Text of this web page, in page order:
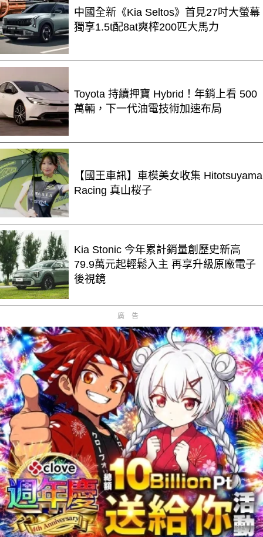
中國全新《Kia Seltos》首見27吋大螢幕
獨享1.5t配8at爽榨200匹大馬力
Toyota 持續押寶 Hybrid！年銷上看 500
萬輛，下一代油電技術加速布局
【國王車訊】車模美女收集 Hitotsuyama
Racing 真山桜子
Kia Stonic 今年累計銷量創歷史新高
79.9萬元起輕鬆入主 再享升級原廠電子
後視鏡
廣告